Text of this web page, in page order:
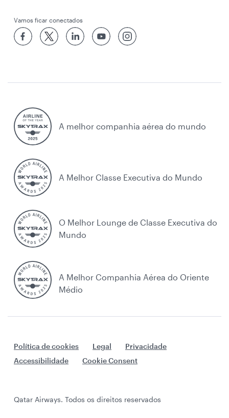
Vamos ficar conectados
A melhor companhia aérea do mundo
A Melhor Classe Executiva do Mundo
O Melhor Lounge de Classe Executiva do
Mundo
A Melhor Companhia Aérea do Oriente
Médio
Política de cookies Legal
Privacidade
Accessibilidade
Cookie Consent
Qatar Airways. Todos os direitos reservados